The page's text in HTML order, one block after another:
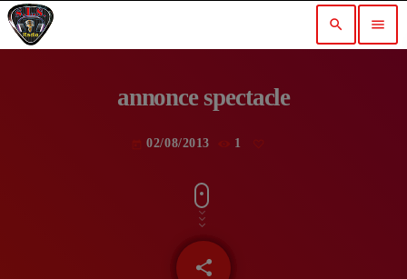
search menu
annonce spectacle
02/08/2013 1
share
email